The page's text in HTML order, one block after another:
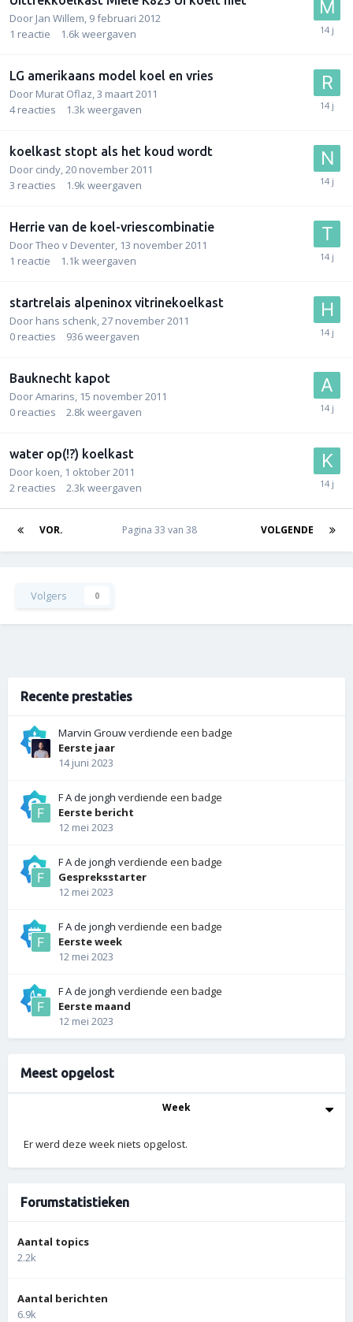
Door Jan Willem 9 februari 2012
1 reactie 1.6k weergaven
LG amerikaans model koel en vries
Door Murat Oflaz 3 maart 2011
4 reacties 1.3k weergaven
koelkast stopt als het koud wordt
Door cindy 20 november 2011
3 reacties 1.9k weergaven
Herrie van de koel-vriescombinatie
DoorTheo v Deventer 13 november 2011
1 reactie 1.1k weergaven
startrelais alpeninox vitrinekoelkast
Door hans schenk 27 november 2011
0 reacties 936weergaven
Bauknecht kapot
DoorAmarins 15 november 2011
0 reacties 2.8k weergaven
water op(!?) koelkast
Door koen 1 oktober 2011
2 reacties 2.3k weergaven
VOR. VOLGENDE
Pagina 33 van 38
Volgers 0
Recente prestaties
Marvin Grouwverdiende een badge
Eerste jaar
14 juni 2023
F A de jongh verdiende een badge
Eerste bericht
12 mei 2023
F A de jongh verdiende een badge
Gespreksstarter
12 mei 2023
F A de jongh verdiende een badge
Eerste week
12 mei 2023
F A de jongh verdiende een badge
Eerste maand
12 mei 2023
Meest opgelost
Week
Er werd deze week niets opgelost.
Forumstatistieken
Aantal topics
2.2k
Aantal berichten
6.9k